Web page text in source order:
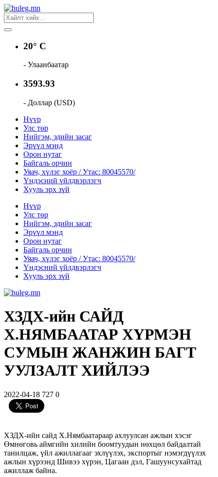
20° C
- Улаанбаатар
3593.93
- Доллар (USD)
Нүүр
Улс төр
Нийгэм, эдийн засаг
Эрүүл мэнд
Орон нутаг
Байгаль орчин
Уяач, хүлэг хоёр / Утас: 80045570/
Үндэсний үйлдвэрлэгч
Хууль эрх зүй
Нүүр
Улс төр
Нийгэм, эдийн засаг
Эрүүл мэнд
Орон нутаг
Байгаль орчин
Уяач, хүлэг хоёр / Утас: 80045570/
Үндэсний үйлдвэрлэгч
Хууль эрх зүй
ХЗДХ-ийн САЙД
Х.НЯМБААТАР ХҮРМЭН
СУМЫН ЖАНЖИН БАГТ
УУЛЗАЛТ ХИЙЛЭЭ
2022-04-18 727 0
ХЗДХ-ийн сайд Х.Нямбаатараар ахлуулсан ажлын хэсэг
Өмнөговь аймгийн хилийн боомтуудын нөхцөл байдалтай
танилцаж, үйл ажиллагааг эхлүүлэх, экспортыг нэмэгдүүлэх
ажлын хүрээнд Шивээ хүрэн, Цагаан дэл, Гашуунсухайтад
ажиллаж байна.